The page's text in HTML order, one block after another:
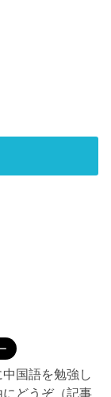
国語を勉強し
どうぞ（記事